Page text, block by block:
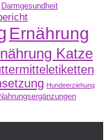
Darmgesundheit
Ernährung
Katze
Hundeerziehung
Nahrungsergänzungen